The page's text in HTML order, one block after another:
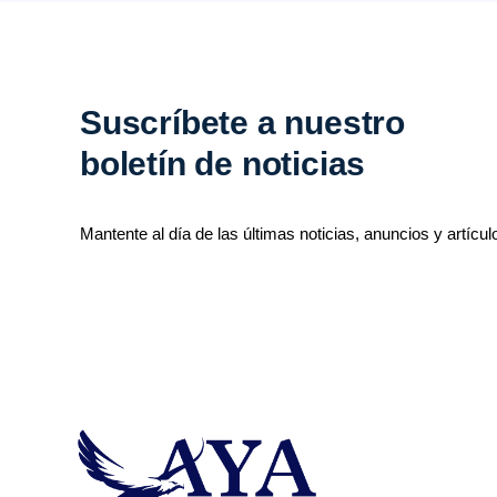
Suscríbete a nuestro
boletín de noticias
Mantente al día de las últimas noticias, anuncios y